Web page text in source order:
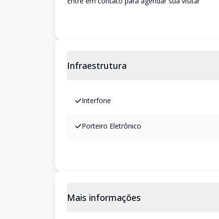
Infraestrutura
Interfone
Porteiro Eletrônico
Mais informações